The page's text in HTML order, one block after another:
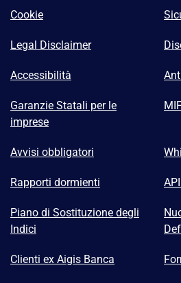
Cookie
Legal Disclaimer
Accessibilità
Garanzie Statali per le
imprese
Avvisi obbligatori
Rapporti dormienti
Piano di Sostituzione degli
Indici
Clienti ex Aigis Banca